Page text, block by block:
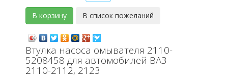
Втулка насоса омывателя 2110-
5208458 для автомобилей ВАЗ
2110-2112, 2123